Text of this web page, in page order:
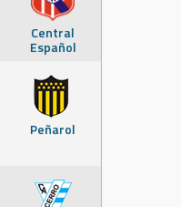
Central
Español
Peñarol